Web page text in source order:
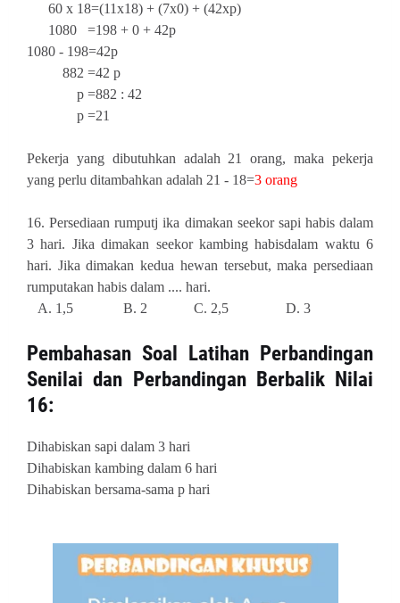
60 x 18=(11x18) + (7x0) + (42xp)
1080 =198 + 0 + 42p
1080 - 198=42p
882 =42 p
p =882 : 42
p =21
Pekerja yang dibutuhkan adalah 21 orang, maka pekerja
yang perlu ditambahkan adalah 21 - 18=3 orang
16. Persediaanrumputj ika dimakan seekor sapi habis dalam
3 hari. Jika dimakan seekor kambing habisdalam waktu 6
hari. Jika dimakan kedua hewan tersebut, maka persediaan
rumputakan habis dalam .... hari.
A. 1,5 B. 2 C. 2,5 D. 3
Pembahasan Soal Latihan Perbandingan
Senilai dan Perbandingan Berbalik Nilai
16:
Dihabiskan sapi dalam 3 hari
Dihabiskan kambing dalam 6 hari
Dihabiskan bersama-sama p hari